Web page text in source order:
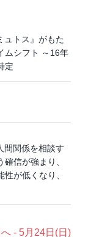
ュトス』がもた
ムシフト ～16年
定
間関係を相談す
信が強まり、
が低くなり、
- 5月24日(日)